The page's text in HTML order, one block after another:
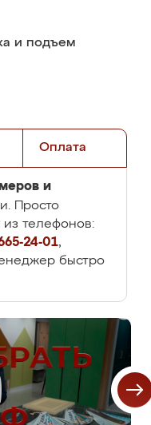
и подъем
Оплата
и
Просто
телефонов:
24-01,
быстро